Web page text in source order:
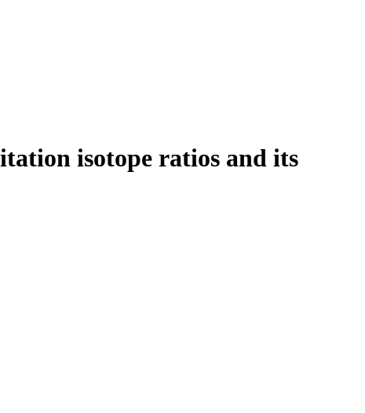
isotope ratios and its